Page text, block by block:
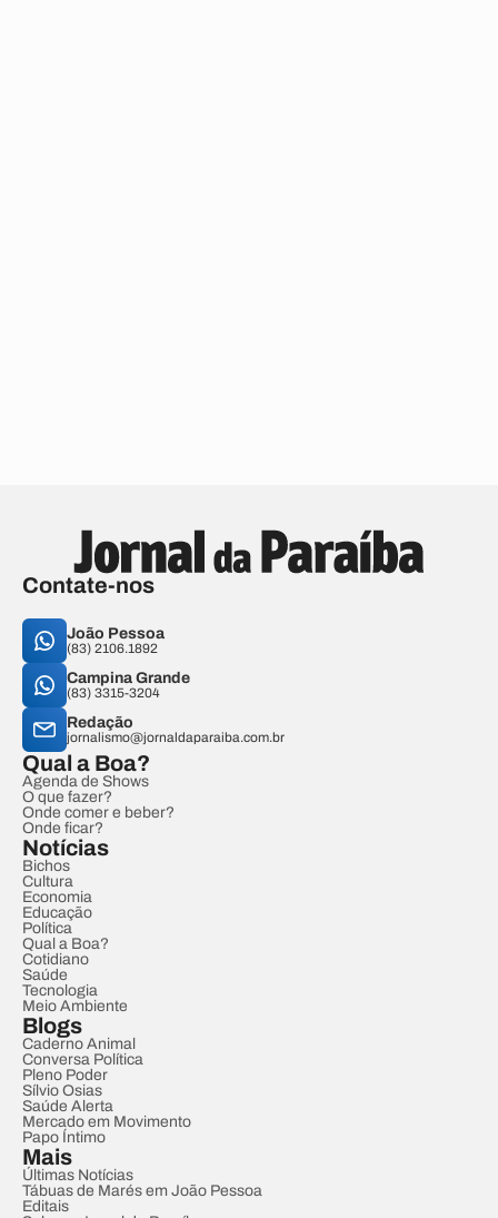
Contate-nos
João Pessoa
(83) 2106.1892
Campina Grande
(83) 3315-3204
Redação
jornalismo@jornaldaparaiba.com.br
Qual a Boa?
Agenda de Shows
O que fazer?
Onde comer e beber?
Onde ficar?
Notícias
Bichos
Cultura
Economia
Educação
Política
Qual a Boa?
Cotidiano
Saúde
Tecnologia
Meio Ambiente
Blogs
Caderno Animal
Conversa Política
Pleno Poder
Sílvio Osias
Saúde Alerta
Mercado em Movimento
Papo Íntimo
Mais
Últimas Notícias
Tábuas de Marés em João Pessoa
Editais